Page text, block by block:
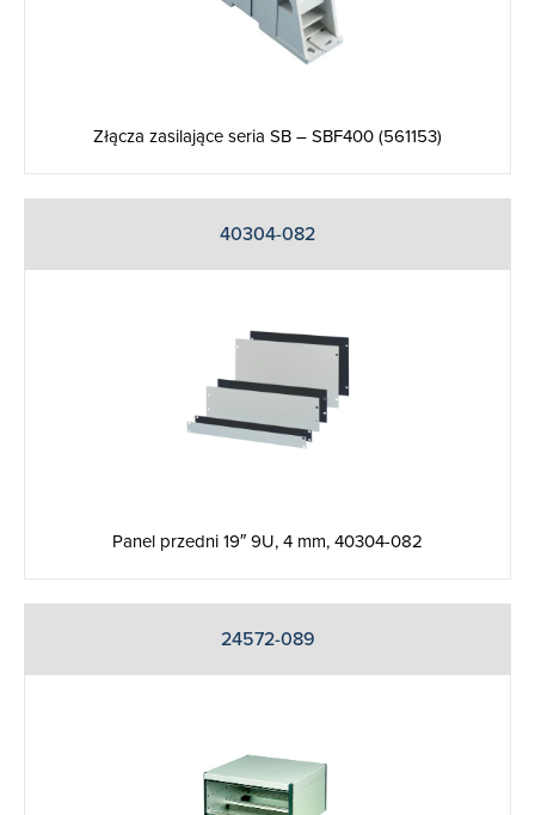
Złącza zasilające seria SB – SBF400 (561153)
40304-082
Panel przedni 19″ 9U, 4 mm, 40304-082
24572-089